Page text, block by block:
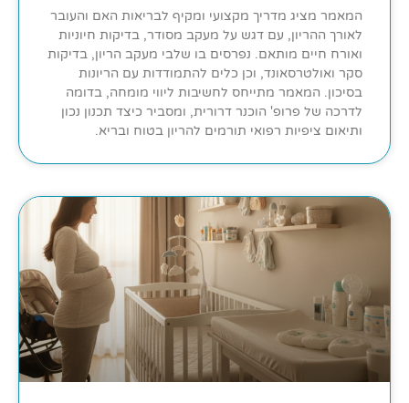
המאמר מציג מדריך מקצועי ומקיף לבריאות האם והעובר
לאורך ההריון, עם דגש על מעקב מסודר, בדיקות חיוניות
ואורח חיים מותאם. נפרסים בו שלבי מעקב הריון, בדיקות
סקר ואולטרסאונד, וכן כלים להתמודדות עם הריונות
בסיכון. המאמר מתייחס לחשיבות ליווי מומחה, בדומה
לדרכה של פרופ' הוכנר דרורית, ומסביר כיצד תכנון נכון
ותיאום ציפיות רפואי תורמים להריון בטוח ובריא.